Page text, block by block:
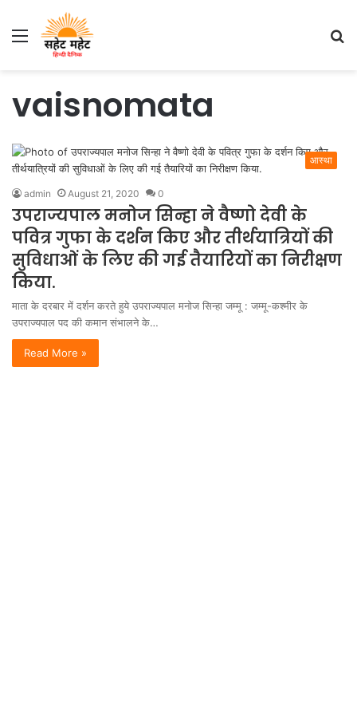
Menu
vaisnomata
आस्था
admin August 21, 2020 0
उपराज्यपाल मनोज सिन्हा ने वैष्णो देवी के
पवित्र गुफा के दर्शन किए और तीर्थयात्रियों की
सुविधाओं के लिए की गई तैयारियों का निरीक्षण
किया.
माता के दरबार में दर्शन करते हुये उपराज्यपाल मनोज सिन्हा जम्मू : जम्मू-कश्मीर के
उपराज्यपाल पद की कमान संभालने के…
Read More »